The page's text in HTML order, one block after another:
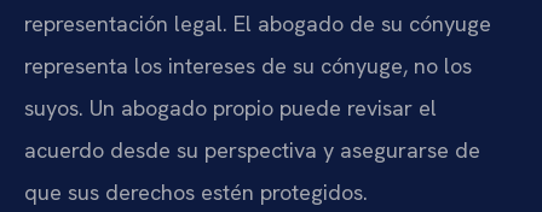
representación legal. El abogado de su cónyuge
representa los intereses de su cónyuge, no los
suyos. Un abogado propio puede revisar el
acuerdo desde su perspectiva y asegurarse de
que sus derechos estén protegidos.